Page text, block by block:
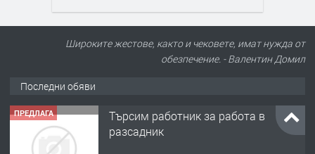
Широките жестове, както и чековете, имат нужда от
обезпечение. - Валентин Домил
Последни обяви
ПРЕДЛАГА 🌱 Работник в разсадник